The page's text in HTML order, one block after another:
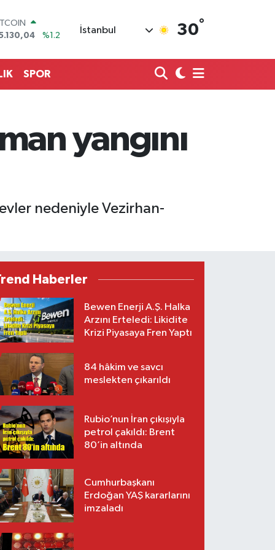
%0.17
%0.35
%-19
İstanbul 30°
SPOR
yangını
nedeniyle Vezirhan-
Haberler
Bewen Enerji A.Ş. Halka
Arzını Erteledi: Likidite
Krizi Piyasaya Fren Yaptı
84 hâkim ve savcı
meslekten çıkarıldı
Rubio’nun İran çıkışıyla
petrol çakıldı: Brent
80’in altında
Cumhurbaşkanı
Erdoğan YAŞ kararlarını
imzaladı